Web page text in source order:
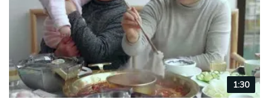
Video
duration
1:30